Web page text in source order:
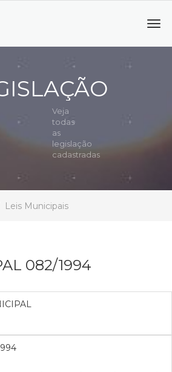
Veja
todas
as
legislação
cadastradas
Leis Municipais
082/1994